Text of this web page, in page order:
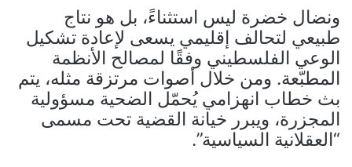
ونضال خضرة ليس استثناءً، بل هو نتاج
طبيعي لتحالف إقليمي يسعى لإعادة تشكيل
الوعي الفلسطيني وفقًا لمصالح الأنظمة
المطبّعة. ومن خلال أصوات مرتزقة مثله، يتم
بث خطاب انهزامي يُحمّل الضحية مسؤولية
المجزرة، ويبرر خيانة القضية تحت مسمى
“العقلانية السياسية”.